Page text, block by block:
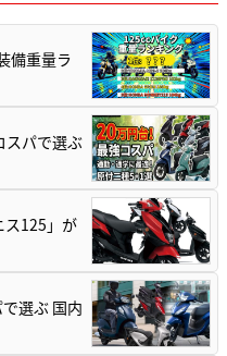
備重量ラ
スパで選ぶ
ス125」が
選ぶ 国内